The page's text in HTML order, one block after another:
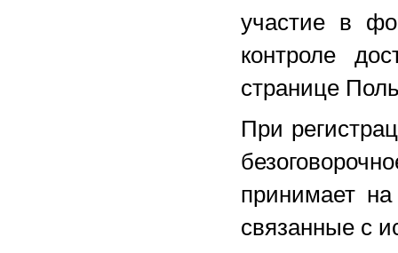
участие в
контроле
странице
При
принимает
связанные с